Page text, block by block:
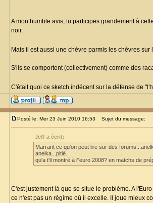
A mon humble avis, tu participes grandement à
noir.
Mais il est aussi une chèvre parmis les chèvres
S'ils se comportent (collectivement) comme des
C'était quoi ce sketch indécent sur la défense de
Posté le: Mer 23 Juin 2010 16:53 Sujet du message:
Jeff a écrit:
Marrant ce qu'on peut lire sur des
anelka...pitié.
qu'a t'il montré à l"euro 2008? en matchs de
C'est justement là que se situe le problème. A
ce n'est pas un régime où il excelle. Il joue mieux